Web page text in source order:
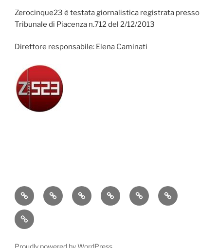
Zerocinque23 è testata giornalistica registrata presso
Tribunale di Piacenza n.712 del 2/12/2013
Direttore responsabile: Elena Caminati
AttualitàCronacaPolitica EconomiaCultura Sport
Contatti
Proudly powered by WordPress